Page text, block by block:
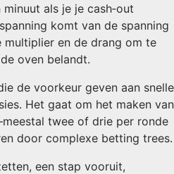
als je je cash‑out
komt van de spanning
en de drang om te
oven belandt.
de voorkeur geven aan snelle
Het gaat om het maken van
twee of drie per ronde
door complexe betting trees.
een stap vooruit,